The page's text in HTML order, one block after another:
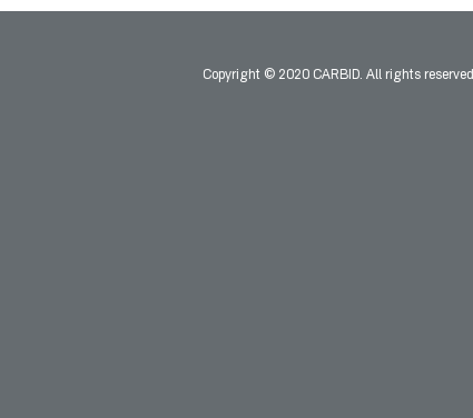
Copyright © 2020 CARBID. All rights reserved